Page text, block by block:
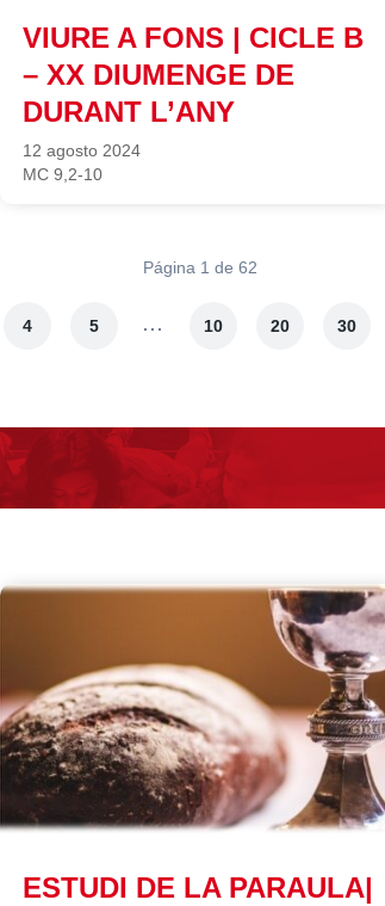
VIURE A FONS | CICLE B
– XX DIUMENGE DE
DURANT L’ANY
12 agosto 2024
MC 9,2-10
Página 1 de 62
4 5 ... 10 20 30
ESTUDI DE LA PARAULA|